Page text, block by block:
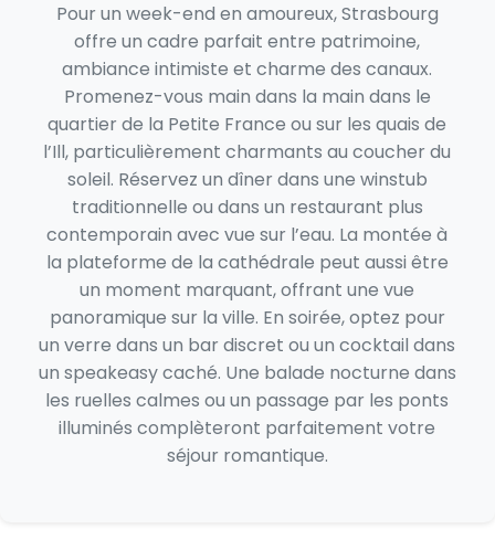
Pour un week-end en amoureux, Strasbourg
offre un cadre parfait entre patrimoine,
ambiance intimiste et charme des canaux.
Promenez-vous main dans la main dans le
quartier de la Petite France ou sur les quais de
l’Ill, particulièrement charmants au coucher du
soleil. Réservez un dîner dans une winstub
traditionnelle ou dans un restaurant plus
contemporain avec vue sur l’eau. La montée à
la plateforme de la cathédrale peut aussi être
un moment marquant, offrant une vue
panoramique sur la ville. En soirée, optez pour
un verre dans un bar discret ou un cocktail dans
un speakeasy caché. Une balade nocturne dans
les ruelles calmes ou un passage par les ponts
illuminés complèteront parfaitement votre
séjour romantique.